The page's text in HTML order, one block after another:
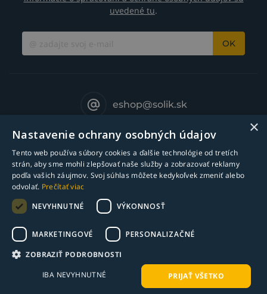
uvedené tu.
OK
eshop@solik.sk
© Copyright 2018-2025 Solík SK, s.r.o. - zváracia technika l Všetky práva
vyhradené
webdesign ©
bart.sk
×
Nastavenie ochrany osobných údajov
Tento web používa súbory cookies a ďalšie technológie od tretích
strán, aby sme mohli zlepšovať naše služby a zobrazovať reklamy
podľa vašich záujmov. Svoj súhlas môžete kedykoľvek zmeniť alebo
odvolať. Prečítať viac
NEVYHNUTNÉ
VÝKONNOSŤ
MARKETINGOVÉ PERSONALIZAČNÉ
ZOBRAZIŤ PODROBNOSTI
PRIJAŤ VŠETKO
IBA NEVYHNUTNÉ